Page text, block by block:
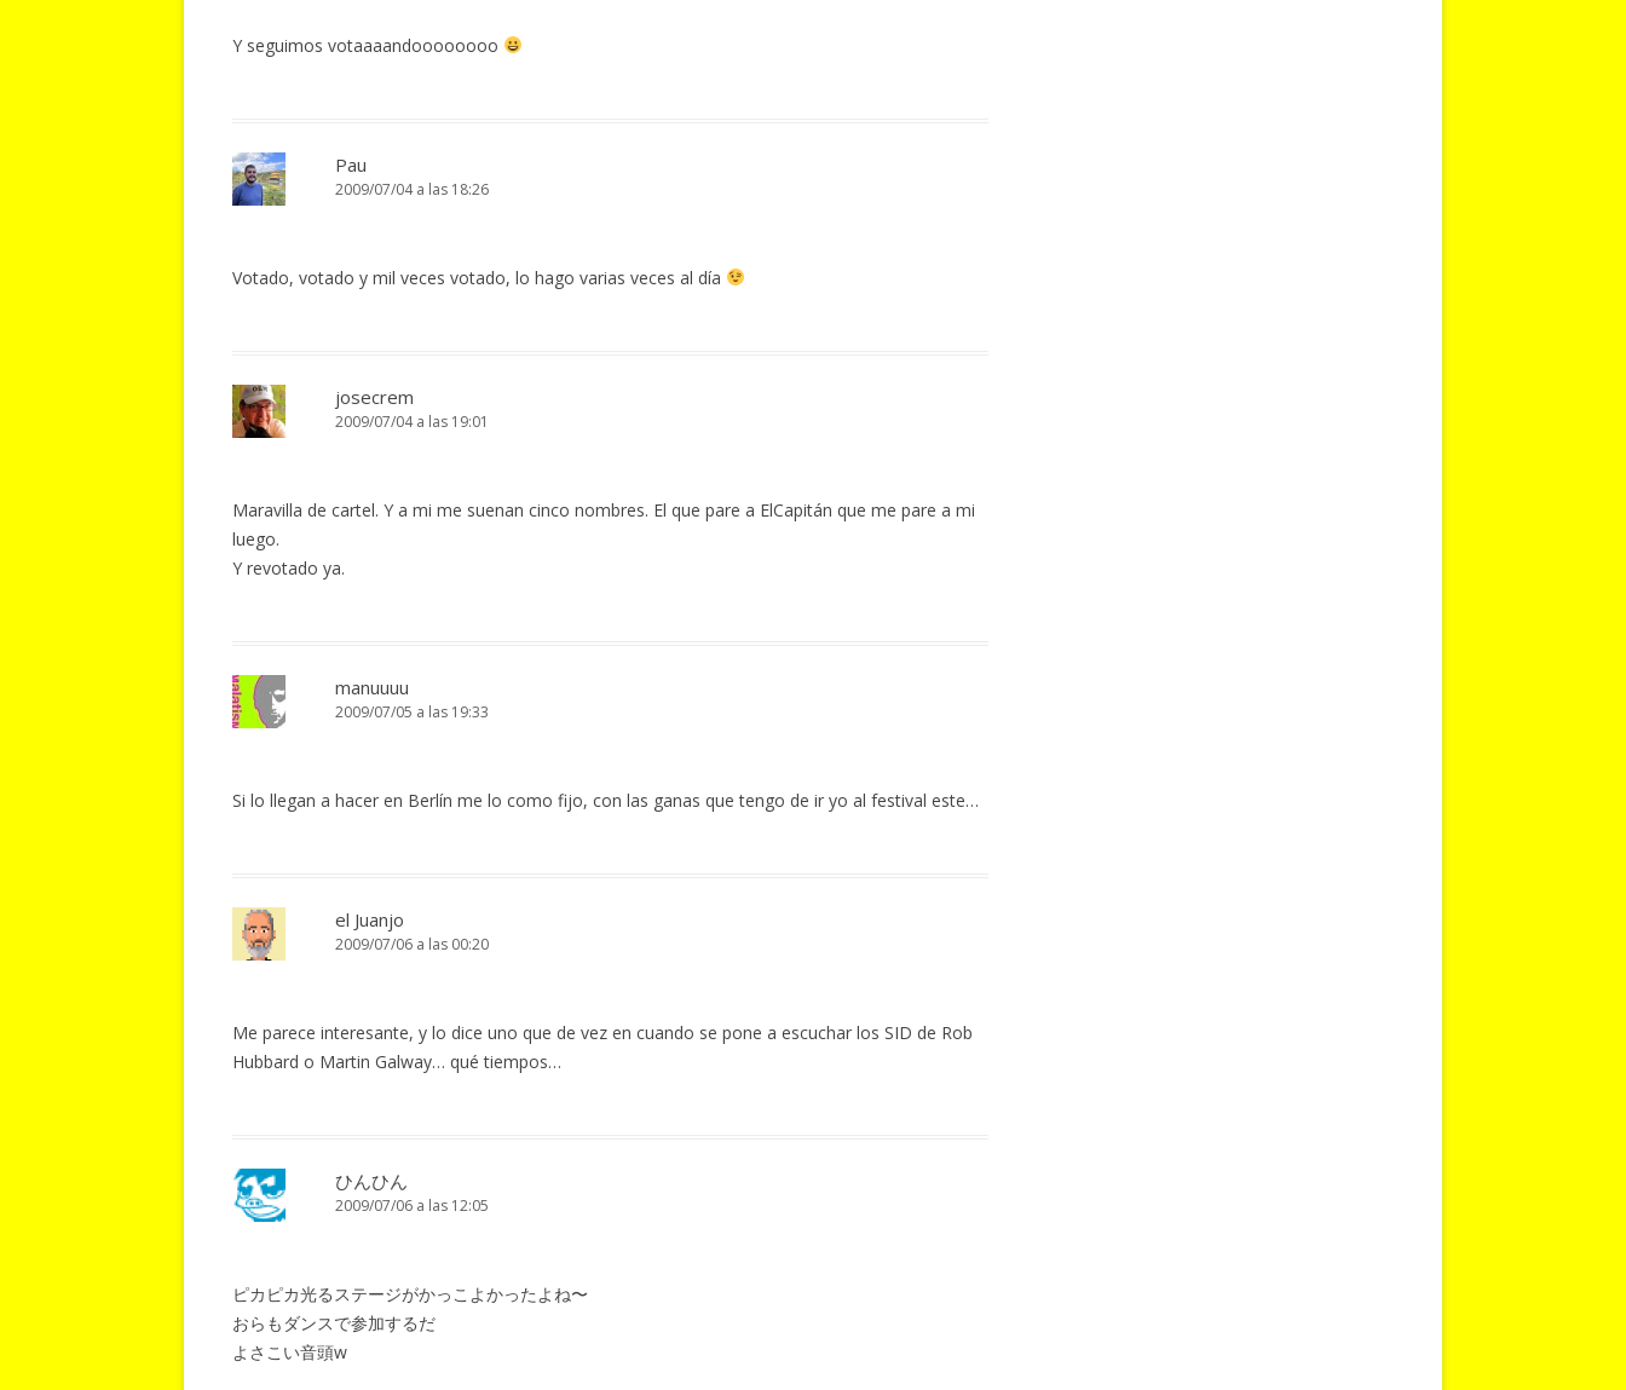
Y seguimos votaaaandoooooooo
Pau
2009/07/04 a las 18:26
Votado, votado y mil veces votado, lo hago varias veces al día
josecrem
2009/07/04 a las 19:01
Maravilla de cartel. Y a mi me suenan cinco nombres. El que pare a ElCapitán que me pare a mi
luego.
Y revotado ya.
manuuuu
2009/07/05 a las 19:33
Si lo llegan a hacer en Berlín me lo como fijo, con las ganas que tengo de ir yo al festival este…
el Juanjo
2009/07/06 a las 00:20
Me parece interesante, y lo dice uno que de vez en cuando se pone a escuchar los SID de Rob
Hubbard o Martin Galway… qué tiempos…
ひんひん
2009/07/06 a las 12:05
ピカピカ光るステージがかっこよかったよね〜
おらもダンスで参加するだ
よさこい音頭w